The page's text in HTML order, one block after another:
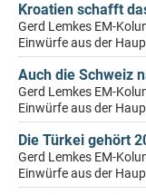
Kroatien schafft
Gerd Lemkes EM-
Einwürfe aus der
Auch die Schweiz
Gerd Lemkes EM-
Einwürfe aus der
Die Türkei gehört
Gerd Lemkes EM-
Einwürfe aus der